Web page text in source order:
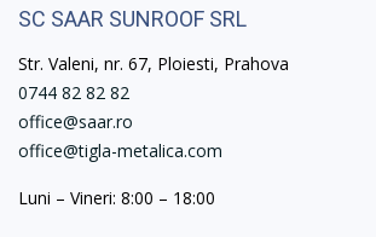
SC SAAR SUNROOF SRL
Str. Valeni, nr. 67, Ploiesti, Prahova
0744 82 82 82
office@saar.ro
office@tigla-metalica.com
Luni – Vineri: 8:00 – 18:00